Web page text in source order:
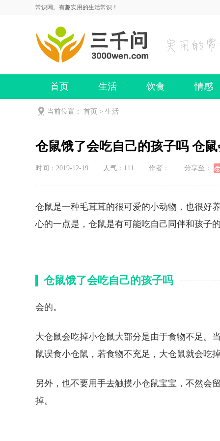
常识网。有趣实用的生活常识！
首页 生活 饮食 情感
当前位置： 首页 > 生活
仓鼠饿了会
时间：2019-12-19 人气： 111 作者： 分享至：
仓鼠是一种毛茸茸的很可爱的小动物，也很好
心的一点是，仓鼠是有可能吃自己同伴和孩子
仓鼠饿了会吃自己的孩子吗
会的。
大仓鼠会吃掉小仓鼠大部分是由于食物不足。
鼠误食小仓鼠，若食物不充足，大仓鼠就会吃
另外，也不要用手去触摸小仓鼠宝宝，不然会
掉。